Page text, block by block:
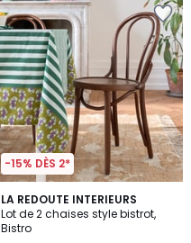
-15% DÈS 2*
LA REDOUTE INTERIEURS
Lot de 2 chaises style bistrot,
Bistro
3,1
/
5